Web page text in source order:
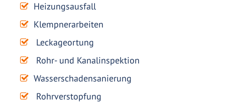
Heizungsausfall
Klempnerarbeiten
Leckageortung
Rohr- und Kanalinspektion
Wasserschadensanierung
Rohrverstopfung